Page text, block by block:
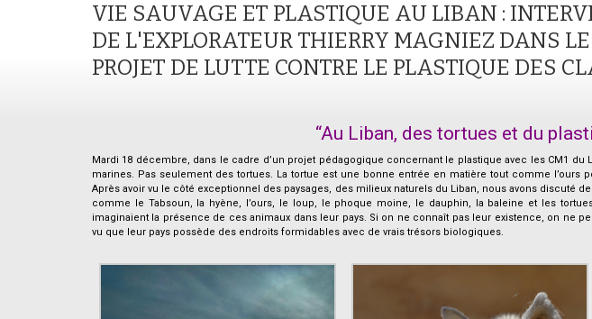
VIE SAUVAGE ET PLASTIQUE AU LIBAN :
DE L'EXPLORATEUR THIERRY MAGNIEZ DANS
PROJET DE LUTTE CONTRE LE PLASTIQUE DES
“Au Liban, des tortues et du
Mardi 18 décembre, dans le cadre d’un projet pédagogique concernant le plastique avec les CM1 du
marines. Pas seulement des tortues. La tortue est une bonne entrée en matière tout comme l’ours
Après avoir vu le côté exceptionnel des paysages, des milieux naturels du Liban, nous avons discuté
comme le Tabsoun, la hyène, l’ours, le loup, le phoque moine, le dauphin, la baleine et les
imaginaient la présence de ces animaux dans leur pays. Si on ne connaît pas leur existence, on ne
vu que leur pays possède des endroits formidables avec de vrais trésors biologiques.